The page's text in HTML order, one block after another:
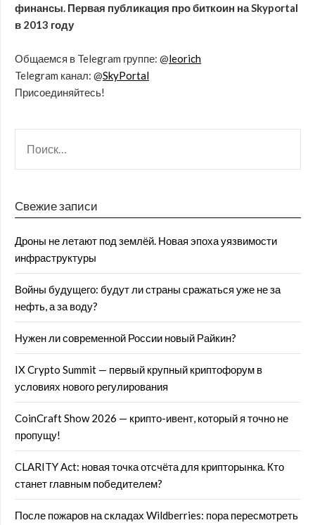
финансы. Первая публикация про биткоин на Skyportal
в 2013 году
Общаемся в Telegram группе: @leorich
Telegram канал: @SkyPortal
Присоединяйтесь!
Свежие записи
Дроны не летают под землёй. Новая эпоха уязвимости
инфраструктуры
Войны будущего: будут ли страны сражаться уже не за
нефть, а за воду?
Нужен ли современной России новый Райкин?
IX Crypto Summit — первый крупный криптофорум в
условиях нового регулирования
CoinCraft Show 2026 — крипто-ивент, который я точно не
пропущу!
CLARITY Act: новая точка отсчёта для крипторынка. Кто
станет главным победителем?
После пожаров на складах Wildberries: пора пересмотреть